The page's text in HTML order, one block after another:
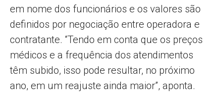
em nome dos funcionários e os valores são
definidos por negociação entre operadora e
contratante. “Tendo em conta que os preços
médicos e a frequência dos atendimentos
têm subido, isso pode resultar, no próximo
ano, em um reajuste ainda maior”, aponta.